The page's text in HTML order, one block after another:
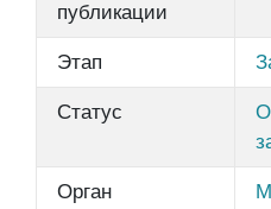
публикации
Этап
Статус
Орган